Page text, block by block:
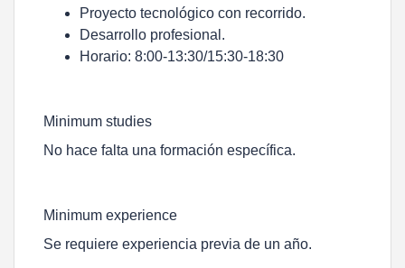
Proyecto tecnológico con recorrido.
Desarrollo profesional.
Horario: 8:00-13:30/15:30-18:30
Minimum studies
No hace falta una formación específica.
Minimum experience
Se requiere experiencia previa de un año.